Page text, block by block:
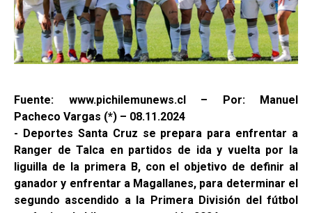
Fuente: www.pichilemunews.cl – Por: Manuel
Pacheco Vargas (*) – 08.11.2024
- Deportes Santa Cruz se prepara para enfrentar a
Ranger de Talca en partidos de ida y vuelta por la
liguilla de la primera B, con el objetivo de definir al
ganador y enfrentar a Magallanes, para determinar el
segundo ascendido a la Primera División del fútbol